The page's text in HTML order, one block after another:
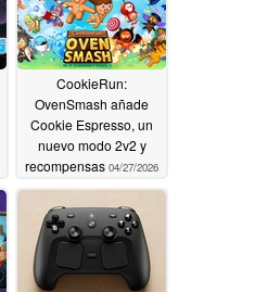
CookieRun:
OvenSmash añade
Cookie Espresso, un
nuevo modo 2v2 y
recompensas 04/27/2026